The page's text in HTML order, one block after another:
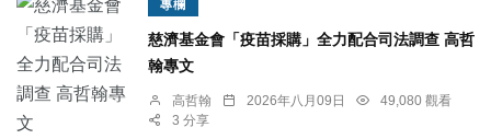
專欄
慈濟基金會「疫苗採購」全力配合司法調查 高哲
翰專文
高哲翰 2026年八月09日
49,080 觀看
3 分享